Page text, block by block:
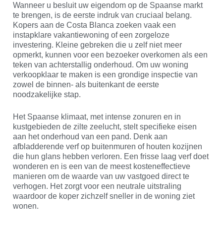
Wanneer u besluit uw eigendom op de Spaanse markt
te brengen, is de eerste indruk van cruciaal belang.
Kopers aan de Costa Blanca zoeken vaak een
instapklare vakantiewoning of een zorgeloze
investering. Kleine gebreken die u zelf niet meer
opmerkt, kunnen voor een bezoeker overkomen als een
teken van achterstallig onderhoud. Om uw woning
verkoopklaar te maken is een grondige inspectie van
zowel de binnen- als buitenkant de eerste
noodzakelijke stap.
Het Spaanse klimaat, met intense zonuren en in
kustgebieden de zilte zeelucht, stelt specifieke eisen
aan het onderhoud van een pand. Denk aan
afbladderende verf op buitenmuren of houten kozijnen
die hun glans hebben verloren. Een frisse laag verf doet
wonderen en is een van de meest kosteneffectieve
manieren om de waarde van uw vastgoed direct te
verhogen. Het zorgt voor een neutrale uitstraling
waardoor de koper zichzelf sneller in de woning ziet
wonen.